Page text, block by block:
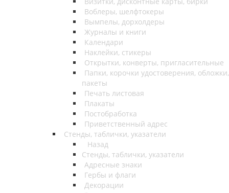
Воблеры, шелфтокеры
Вымпелы, дорхолдеры
Журналы и книги
Календари
Наклейки, стикеры
Открытки, конверты, пригласительные
Папки, корочки удостоверения, обложки,
пакеты
Печать листовая
Плакаты
Постобработка
Приветственный адрес
Стенды, таблички, указатели
Назад
Стенды, таблички, указатели
Адресные знаки
Гербы и флаги
Декорации